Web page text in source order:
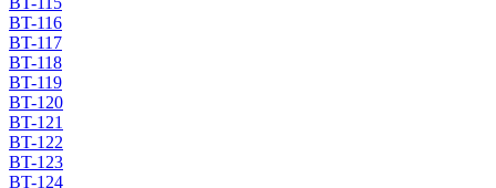
BT-116
BT-117
BT-118
BT-119
BT-120
BT-121
BT-122
BT-123
BT-124